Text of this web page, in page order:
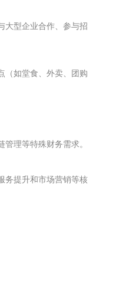
大型企业合作、参与招
（如堂食、外卖、团购
理等特殊财务需求。
务提升和市场营销等核